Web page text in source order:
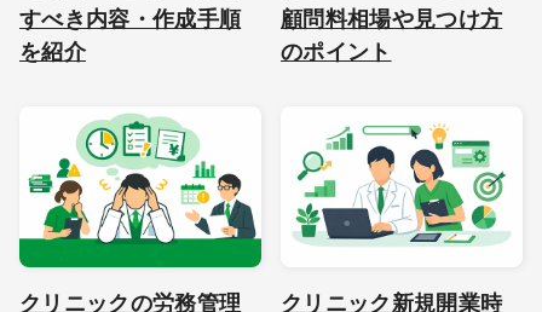
すべき内容・作成手順
を紹介
顧問料相場や見つけ方
のポイント
クリニックの労務管理
クリニック新規開業時